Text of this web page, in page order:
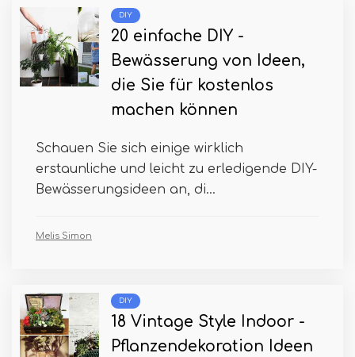
DIY
20 einfache DIY -
Bewässerung von Ideen,
die Sie für kostenlos
machen können
Schauen Sie sich einige wirklich
erstaunliche und leicht zu erledigende DIY-
Bewässerungsideen an, di...
Melis Simon
DIY
18 Vintage Style Indoor -
Pflanzendekoration Ideen